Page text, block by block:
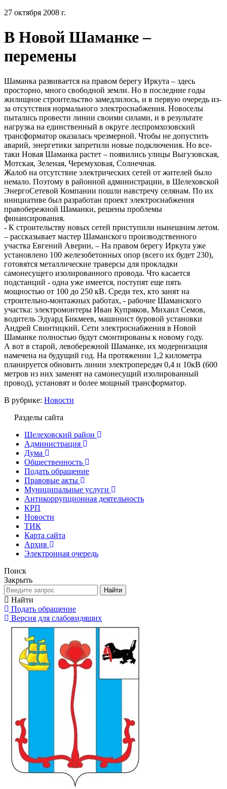
27 октября 2008 г.
В Новой Шаманке –
перемены
Шаманка развивается на правом берегу Иркута – здесь
просторно, много свободной земли. Но в последние годы
жилищное строительство замедлилось, и в первую очередь из-
за отсутствия нормального электроснабжения. Новоселы
пытались провести линии своими силами, и в результате
нагрузка на единственный в округе леспромхозовский
трансформатор оказалась чрезмерной. Чтобы не допустить
аварий, энергетики запретили новые подключения. Но все-
таки Новая Шаманка растет – появились улицы Выгузовская,
Мотская, Зеленая, Черемуховая, Солнечная.
Жалоб на отсутствие электрических сетей от жителей было
немало. Поэтому в районной администрации, в Шелеховской
ЭнергоСетевой Компании пошли навстречу селянам. По их
инициативе был разработан проект электроснабжения
правобережной Шаманки, решены проблемы
финансирования.
- К строительству новых сетей приступили нынешним летом.
– рассказывает мастер Шаманского производственного
участка Евгений Аверин, – На правом берегу Иркута уже
установлено 100 железобетонных опор (всего их будет 230),
готовятся металлические траверсы для прокладки
самонесущего изолированного провода. Что касается
подстанций - одна уже имеется, поступят еще пять
мощностью от 100 до 250 кВ. Среди тех, кто занят на
строительно-монтажных работах, - рабочие Шаманского
участка: электромонтеры Иван Купряков, Михаил Семов,
водитель Эдуард Бикмеев, машинист буровой установки
Андрей Свинтицкий. Сети электроснабжения в Новой
Шаманке полностью будут смонтированы к новому году.
А вот в старой, левобережной Шаманке, их модернизация
намечена на будущий год. На протяжении 1,2 километра
планируется обновить линии электропередач 0,4 и 10кВ (600
метров из них заменят на самонесущий изолированный
провод), установят и более мощный трансформатор.
В рубрике: Новости
Разделы сайта
Шелеховский район
Администрация
Дума
Общественность
Подать обращение
Правовые акты
Муниципальные услуги
Антикоррупционная деятельность
КРП
Новости
ТИК
Карта сайта
Архив
Электронная очередь
Поиск
Закрыть
Найти
Найти
Подать обращение
Версия для слабовидящих